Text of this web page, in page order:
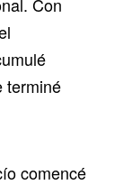
terminé
comencé